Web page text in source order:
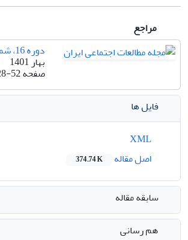
مراجع
دوره 16، شماره 1
بهار 1401
صفحه52
فایل ها
اصل مقاله
374.74 K
سابقه مقاله
هم رسانی